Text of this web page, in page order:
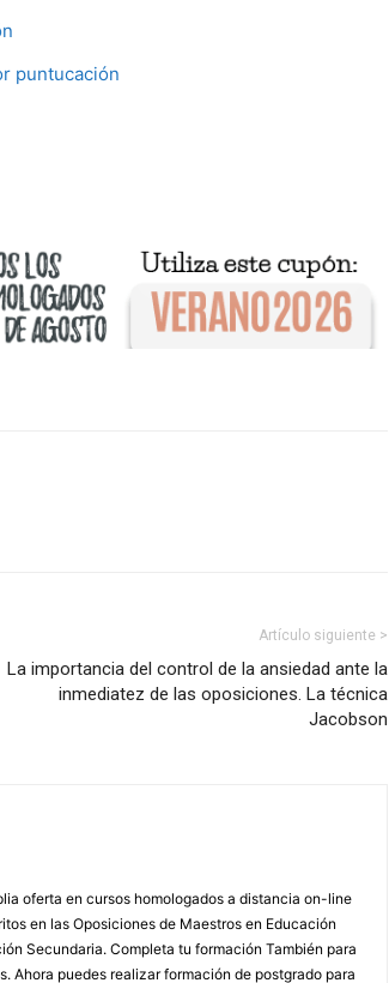
puntucación
Artículo siguiente >
La importancia del control de la ansiedad ante la
inmediatez de las oposiciones. La técnica
Jacobson
oferta en cursos homologados a distancia on-line
en las Oposiciones de Maestros en Educación
Secundaria. Completa tu formación También para
Ahora puedes realizar formación de postgrado para